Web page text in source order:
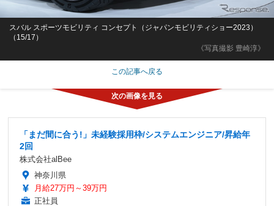
《写真撮影 豊崎淳》
スバル スポーツモビリティ コンセプト（ジャパンモビリティショー2023）
（15/17）
この記事へ戻る
「まだ間に合う!」未経験採用枠/システムエンジニア/昇給年
2回
株式会社alBee
神奈川県
月給27万円～39万円
正社員